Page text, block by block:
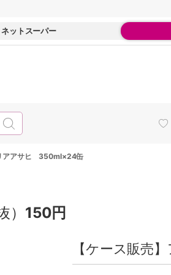
ネットスーパー
アアサヒ 350ml×24缶
150円
【ケース販